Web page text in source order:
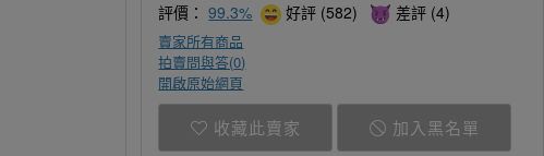
評價：99.3% 好評 (582) 差評 (4)
賣家所有商品
拍賣問與答(0)
開啟原始網頁
收藏此賣家 加入黑名單